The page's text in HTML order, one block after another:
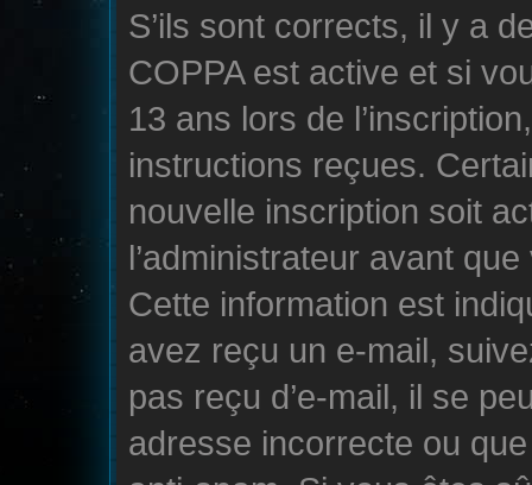
S’ils sont corrects, il y a
COPPA est active et si
13 ans lors de
instructions reçues.
nouvelle inscription soit
l’administrateur avant
Cette information est
avez reçu un e-mail,
pas reçu d’e-mail, il se
adresse incorrecte ou